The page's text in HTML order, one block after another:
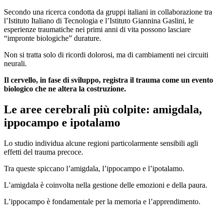
Secondo una ricerca condotta da gruppi italiani in collaborazione tra
l’Istituto Italiano di Tecnologia e l’Istituto Giannina Gaslini, le
esperienze traumatiche nei primi anni di vita possono lasciare
“impronte biologiche” durature.
Non si tratta solo di ricordi dolorosi, ma di cambiamenti nei circuiti
neurali.
Il cervello, in fase di sviluppo, registra il trauma come un evento
biologico che ne altera la costruzione.
Le aree cerebrali più colpite: amigdala,
ippocampo e ipotalamo
Lo studio individua alcune regioni particolarmente sensibili agli
effetti del trauma precoce.
Tra queste spiccano l’amigdala, l’ippocampo e l’ipotalamo.
L’amigdala è coinvolta nella gestione delle emozioni e della paura.
L’ippocampo è fondamentale per la memoria e l’apprendimento.